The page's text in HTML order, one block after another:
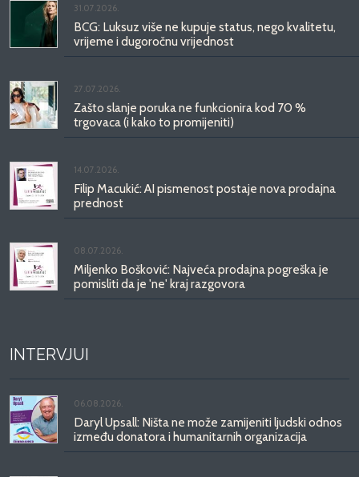
31.07.2026.
BCG: Luksuz više ne kupuje status, nego kvalitetu,
vrijeme i dugoročnu vrijednost
27.07.2026.
Zašto slanje poruka ne funkcionira kod 70 %
trgovaca (i kako to promijeniti)
14.07.2026.
Filip Macukić: AI pismenost postaje nova prodajna
prednost
08.07.2026.
Miljenko Bošković: Najveća prodajna pogreška je
pomisliti da je 'ne' kraj razgovora
INTERVJUI
06.08.2026.
Daryl Upsall: Ništa ne može zamijeniti ljudski odnos
između donatora i humanitarnih organizacija